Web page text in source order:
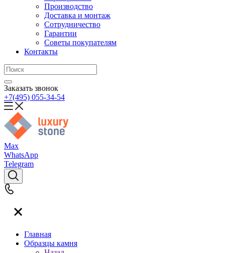
Производство
Доставка и монтаж
Сотрудничество
Гарантии
Советы покупателям
Контакты
Заказать звонок
+7(495) 055-34-54
Max
WhatsApp
Telegram
Главная
Образцы камня